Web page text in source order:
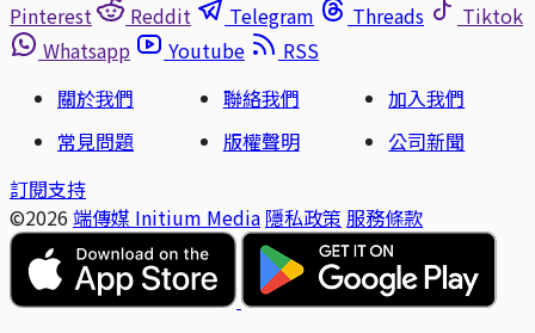
Pinterest
Reddit Telegram Threads
Tiktok
Whatsapp
Youtube
RSS
關於我們
聯絡我們
加入我們
常見問題
版權聲明
公司新聞
訂閱支持
©2026 端傳媒 Initium Media 隱私政策 服務條款